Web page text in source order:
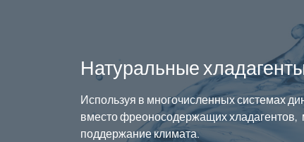
Натуральные
Используя в многочисленных системах
вместо фреоносодержащих
поддержание климата.